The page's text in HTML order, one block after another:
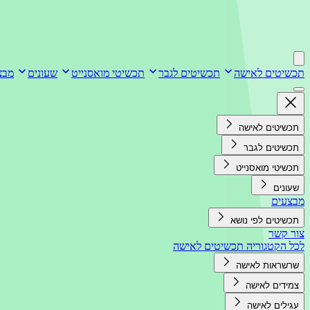
תכשיטים לאישה תכשיטים לגבר תכשיטי מואסנייט שעונים
תכשיטים לאישה
תכשיטים לגבר
תכשיטי מואסנייט
שעונים
מבצעים
תכשיטים לפי נושא
צור קשר
לכל הקטגוריה תכשיטים לאישה
שרשראות לאישה
צמידים לאישה
עגילים לאישה